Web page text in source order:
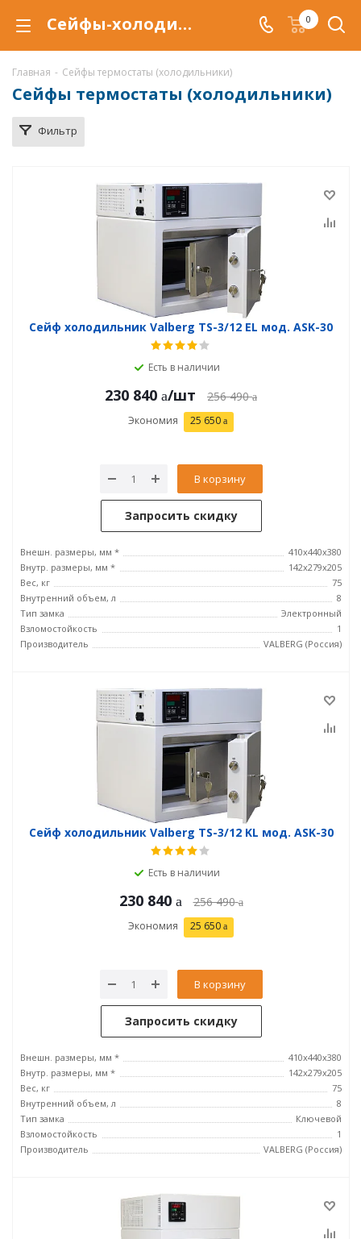
Сейфы-холодильники (термостаты) в Кунгуре, сейфы термостаты Valberg, купитьь сейф холодильник по низкой цене, доставка термостатов 0
Главная - Сейфы термостаты (холодильники)
Сейфы термостаты (холодильники)
Фильтр
Сейф холодильник Valberg TS-3/12 EL мод. ASK-30
Есть в наличии
230 840 /шт 256 490
Экономия 25 650
В корзину
Запросить скидку
Внешн. размеры, мм *
410x440x380
Внутр. размеры, мм *
142x279x205
Вес, кг
75
Внутренний объем, л
8
Тип замка
Электронный
Взломостойкость
1
Производитель
VALBERG (Россия)
Сейф холодильник Valberg TS-3/12 KL мод. ASK-30
Есть в наличии
230 840 256 490
Экономия 25 650
В корзину
Запросить скидку
Внешн. размеры, мм *
410x440x380
Внутр. размеры, мм *
142x279x205
Вес, кг
75
Внутренний объем, л
8
Тип замка
Ключевой
Взломостойкость
1
Производитель
VALBERG (Россия)